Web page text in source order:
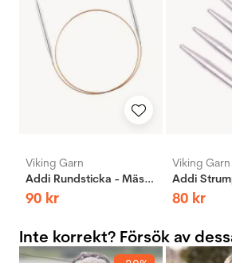
Viking Garn
Addi Rundsticka - Mässing
90 kr
Viking Garn
80 kr
Inte korrekt? Försök av